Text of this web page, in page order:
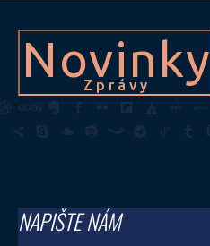
Novinky
Zprávy
NAPIŠTE NÁM